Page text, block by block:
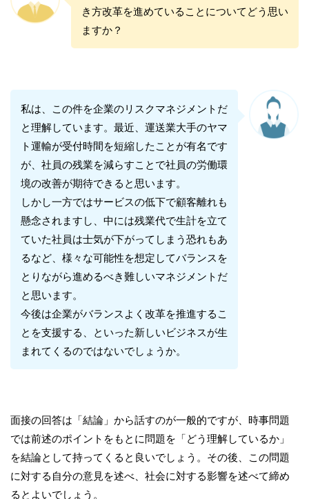
き方改革を進めていることについてどう思い
ますか？
私は、この件を企業のリスクマネジメントだ
と理解しています。最近、運送業大手のヤマ
ト運輸が受付時間を短縮したことが有名です
が、社員の残業を減らすことで社員の労働環
境の改善が期待できると思います。
しかし一方ではサービスの低下で顧客離れも
懸念されますし、中には残業代で生計を立て
ていた社員は士気が下がってしまう恐れもあ
るなど、様々な可能性を想定してバランスを
とりながら進めるべき難しいマネジメントだ
と思います。
今後は企業がバランスよく改革を推進するこ
とを支援する、といった新しいビジネスが生
まれてくるのではないでしょうか。
面接の回答は「結論」から話すのが一般的ですが、時事問題
では前述のポイントをもとに問題を「どう理解しているか」
を結論として持ってくると良いでしょう。その後、この問題
に対する自分の意見を述べ、社会に対する影響を述べて締め
るとよいでしょう。